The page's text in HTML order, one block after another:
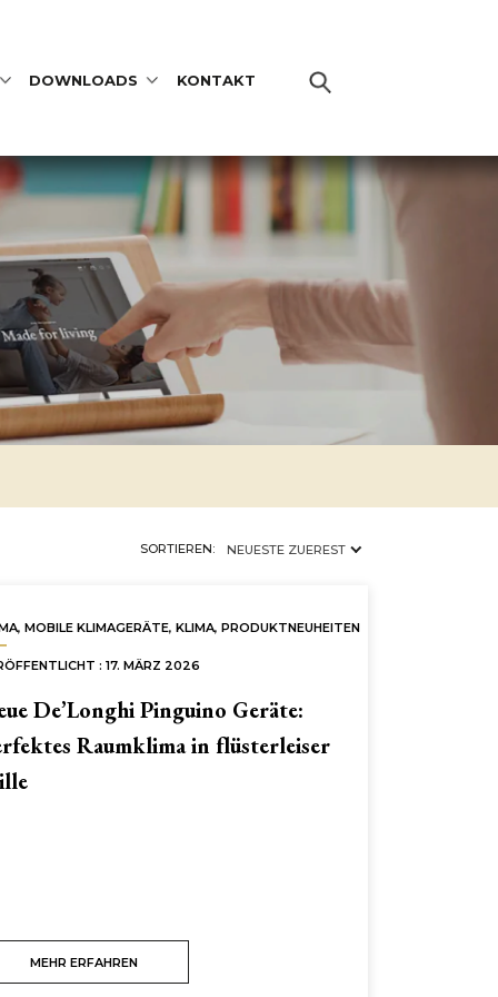
DOWNLOADS KONTAKT
×KLIMA
SORTIEREN: NEUESTE ZUEREST
, MOBILE KLIMAGERÄTE, KLIMA, PRODUKTNEUHEITEN
: 17. MÄRZ 2026
De’Longhi Pinguino Geräte:
Raumklima in flüsterleiser
MEHR ERFAHREN